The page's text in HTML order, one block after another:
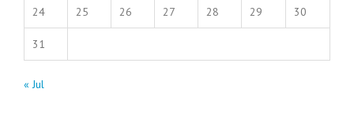
24 25 26 27 28 29 30
31
« Jul